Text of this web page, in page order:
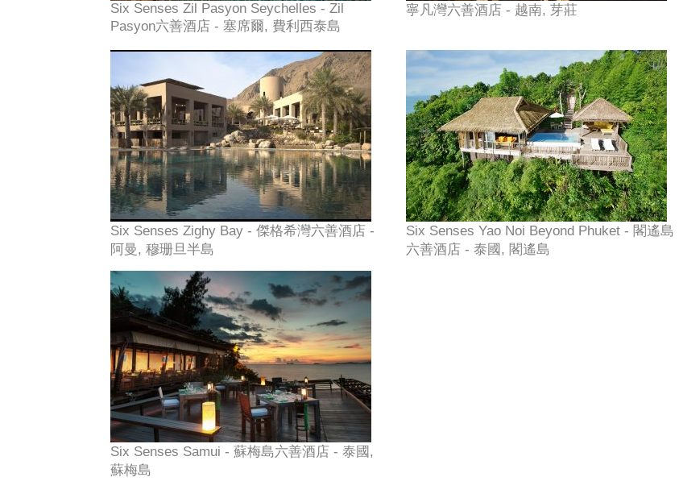
Six Senses Zil Pasyon Seychelles - Zil
Pasyon六善酒店 - 塞席爾, 費利西泰島
寧凡灣六善酒店 - 越南, 芽莊
Six Senses Zighy Bay - 傑格希灣六善酒店 -
阿曼, 穆珊旦半島
Six Senses Yao Noi Beyond Phuket - 閣遙島
六善酒店 - 泰國, 閣遙島
Six Senses Samui - 蘇梅島六善酒店 - 泰國,
蘇梅島